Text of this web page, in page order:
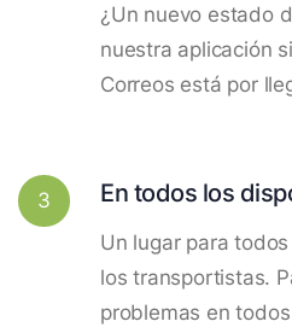
¿Un nuevo estado
nuestra aplicación
Correos está por
3 En todos los
Un lugar para
los transportistas.
problemas en